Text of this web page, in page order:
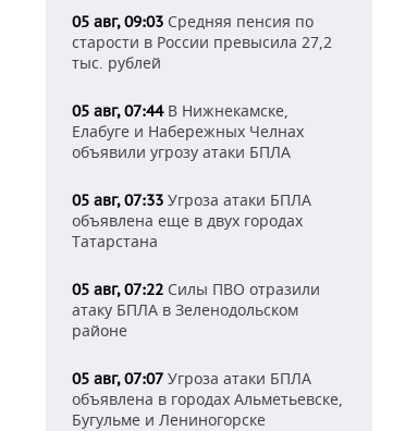
05 авг, 09:03 Средняя пенсия по
старости в России превысила 27,2
тыс. рублей
05 авг, 07:44В Нижнекамске,
Елабуге и Набережных Челнах
объявили угрозу атаки БПЛА
05 авг, 07:33 Угроза атаки БПЛА
объявлена еще в двух городах
Татарстана
05 авг, 07:22 Силы ПВО отразили
атаку БПЛА в Зеленодольском
районе
05 авг, 07:07 Угроза атаки БПЛА
объявлена в городах Альметьевске,
Бугульме и Лениногорске